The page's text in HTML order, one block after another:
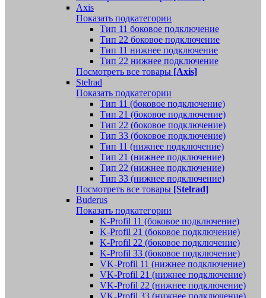
Axis
Показать подкатегории
Тип 11 боковое подключение
Тип 22 боковое подключение
Тип 11 нижнее подключение
Тип 22 нижнее подключение
Посмотреть все товары [Axis]
Stelrad
Показать подкатегории
Tип 11 (боковое подключение)
Тип 21 (боковое подключение)
Тип 22 (боковое подключение)
Тип 33 (боковое подключение)
Тип 11 (нижнее подключение)
Тип 21 (нижнее подключение)
Тип 22 (нижнее подключение)
Тип 33 (нижнее подключение)
Посмотреть все товары [Stelrad]
Buderus
Показать подкатегории
K-Profil 11 (боковое подключение)
K-Profil 21 (боковое подключение)
K-Profil 22 (боковое подключение)
K-Profil 33 (боковое подключение)
VK-Profil 11 (нижнее подключение)
VK-Profil 21 (нижнее подключение)
VK-Profil 22 (нижнее подключение)
VK-Profil 33 (нижнее подключение)